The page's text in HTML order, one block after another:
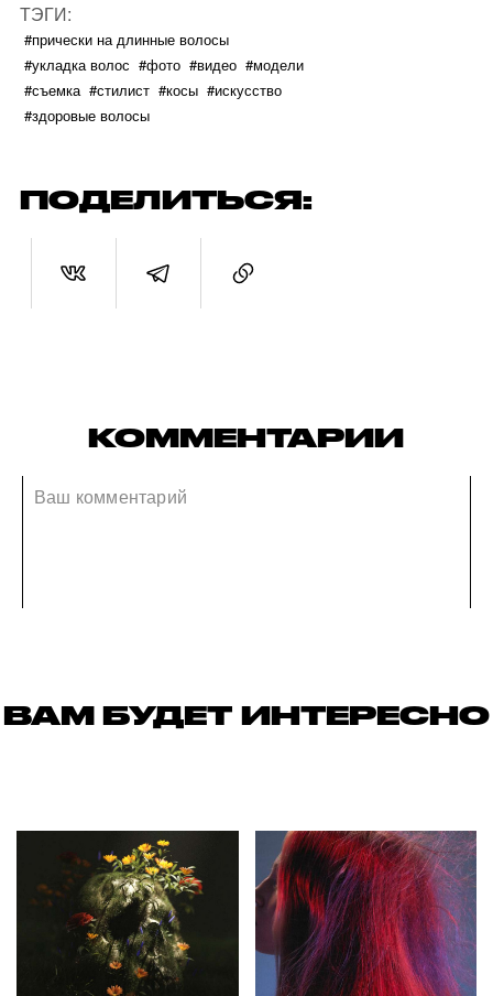
ТЭГИ:
#прически на длинные волосы
#укладка волос #фото #видео #модели
#съемка #стилист #косы #искусство
#здоровые волосы
ПОДЕЛИТЬСЯ:
КОММЕНТАРИИ
ВАМ БУДЕТ ИНТЕРЕСНО